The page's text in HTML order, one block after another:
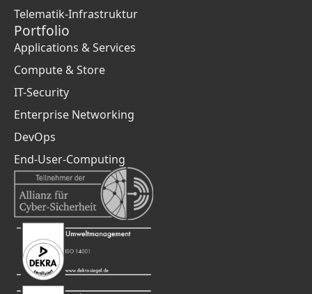
Telematik-Infrastruktur
Portfolio
Applications & Services
Compute & Store
IT-Security
Enterprise Networking
DevOps
End-User-Computing